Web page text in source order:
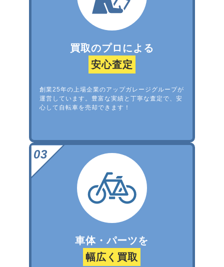
買取のプロによる
安心査定
創業25年の上場企業のアップガレージグループが
運営しています。豊富な実績と丁寧な査定で、安
心して自転車を売却できます！
車体・パーツを
幅広く買取